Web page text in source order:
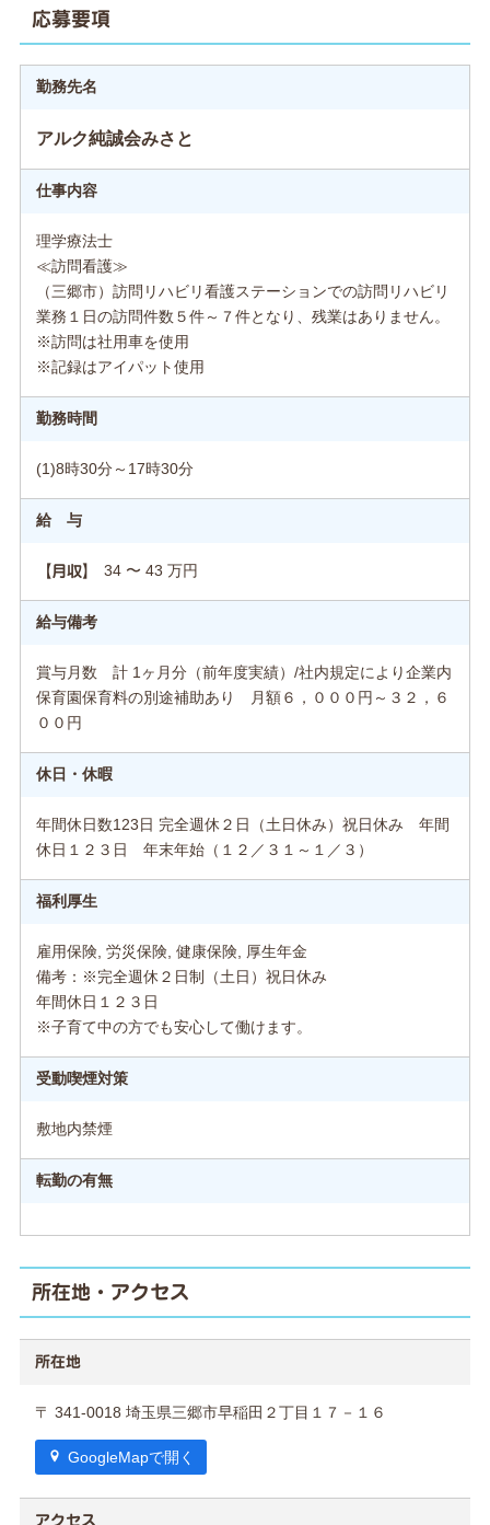
応募要項
勤務先名
アルク純誠会みさと
仕事内容
理学療法士
≪訪問看護≫
（三郷市）訪問リハビリ看護ステーションでの訪問リハビリ
業務１日の訪問件数５件～７件となり、残業はありません。
※訪問は社用車を使用
※記録はアイパット使用
勤務時間
(1)8時30分～17時30分
給 与
【月収】 34 〜 43 万円
給与備考
賞与月数 計 1ヶ月分（前年度実績）/社内規定により企業内
保育園保育料の別途補助あり 月額６，０００円～３２，６
００円
休日・休暇
年間休日数123日 完全週休２日（土日休み）祝日休み 年間
休日１２３日 年末年始（１２／３１～１／３）
福利厚生
雇用保険, 労災保険, 健康保険, 厚生年金
備考：※完全週休２日制（土日）祝日休み
年間休日１２３日
※子育て中の方でも安心して働けます。
受動喫煙対策
敷地内禁煙
転勤の有無
所在地・アクセス
所在地
〒 341-0018 埼玉県三郷市早稲田２丁目１７－１６
GoogleMapで開く
アクセス